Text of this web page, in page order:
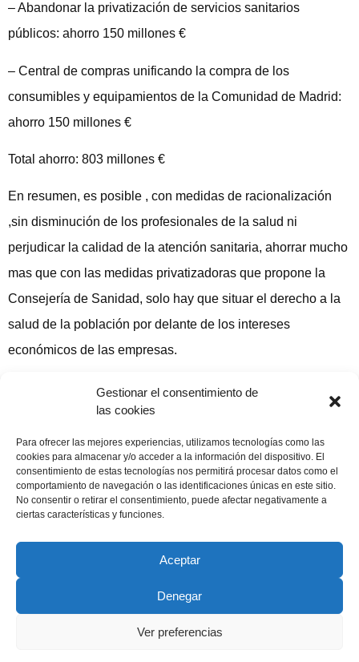
Gestionar el consentimiento de
las cookies
Para ofrecer las mejores experiencias, utilizamos tecnologías como las
cookies para almacenar y/o acceder a la información del dispositivo. El
consentimiento de estas tecnologías nos permitirá procesar datos como el
comportamiento de navegación o las identificaciones únicas en este sitio.
No consentir o retirar el consentimiento, puede afectar negativamente a
ciertas características y funciones.
Aceptar
Denegar
Ver preferencias
– Abandonar la privatización de servicios sanitarios
públicos: ahorro 150 millones €
– Central de compras unificando la compra de los
consumibles y equipamientos de la Comunidad de Madrid:
ahorro 150 millones €
Total ahorro: 803 millones €
En resumen, es posible , con medidas de racionalización
,sin disminución de los profesionales de la salud ni
perjudicar la calidad de la atención sanitaria, ahorrar mucho
mas que con las medidas privatizadoras que propone la
Consejería de Sanidad, solo hay que situar el derecho a la
salud de la población por delante de los intereses
económicos de las empresas.
Compartir publicación
19 diciembre, 2012
Copyright © 2022 ADSP Salamanca. Todos los derechos